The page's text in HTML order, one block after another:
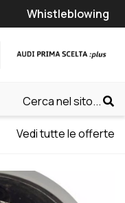
Whistleblowing
Cerca nel sito...
Vedi tutte le offerte